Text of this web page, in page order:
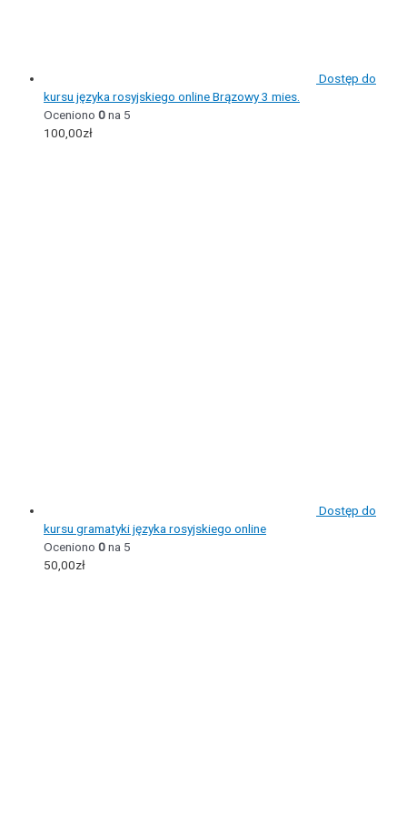
Dostęp do
kursu języka rosyjskiego online Brązowy 3 mies.
Oceniono 0na 5
100,00zł
Dostęp do
kursu gramatyki języka rosyjskiego online
Oceniono 0na 5
50,00zł